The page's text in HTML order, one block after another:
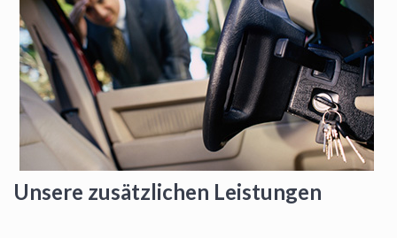
Unsere zusätzlichen Leistungen